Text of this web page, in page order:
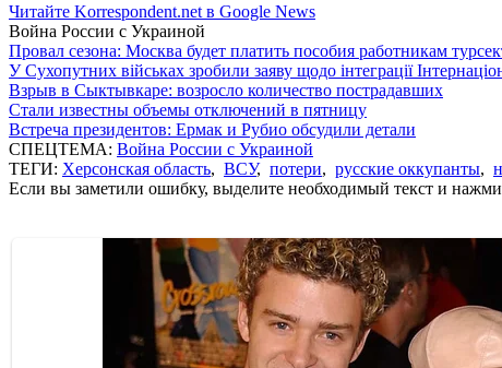
Читайте Korrespondent.net в Google News
Война России с Украиной
Провал сезона: Москва будет платить пособия работникам
У Сухопутних військах зробили заяву щодо інтеграції
Взрыв в Сыктывкаре: возросло количество пострадавших
Стали известны объемы отключений в пятницу
Встреча президентов: Ермак и Рубио обсудили детали
СПЕЦТЕМА: Война России с Украиной
ТЕГИ: Херсонская область, ВСУ, потери, русские оккупанты,
Если вы заметили ошибку, выделите необходимый текст и